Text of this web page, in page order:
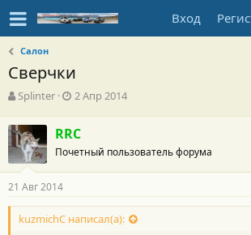
Вход
Салон
Сверчки
А
т
о
р
т
е
м
ы
Splinter
Д
а
н
а
л
а
2 Апр 2014
RRC
Почетный пользователь форума
21 Авг 2014
kuzmichC написал(а):